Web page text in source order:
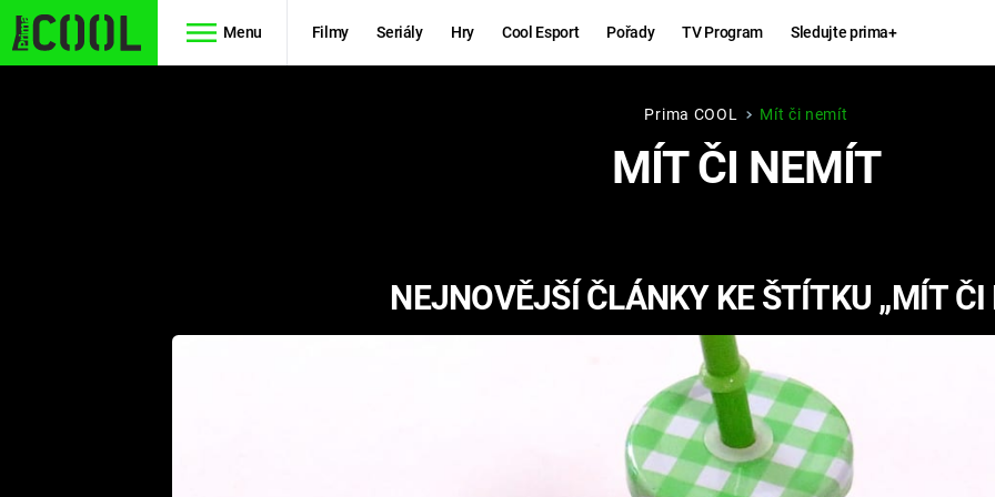
Menu Filmy Seriály Hry Cool Esport Pořady TV Program Sledujte prima+
RYCHLE A
ZBĚSILE 10
Hry
KINGDOM
COME:
DELIVERANCE
ESPORT
Prima COOL Mít či nemít
MÍT ČI NEMÍT
NEJNOVĚJŠÍ ČLÁNKY KE ŠTÍTKU „MÍT ČI